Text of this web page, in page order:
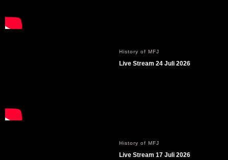
History of MFJ
Live Stream 24 Juli 2026
History of MFJ
Live Stream 17 Juli 2026